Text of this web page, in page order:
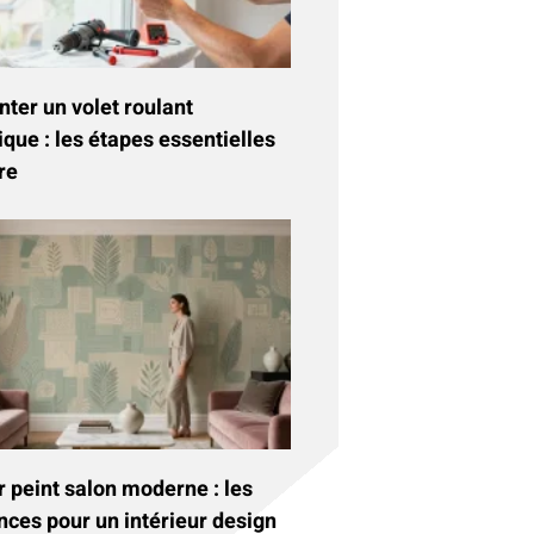
un volet roulant
: les étapes essentielles
peint salon moderne : les
pour un intérieur design